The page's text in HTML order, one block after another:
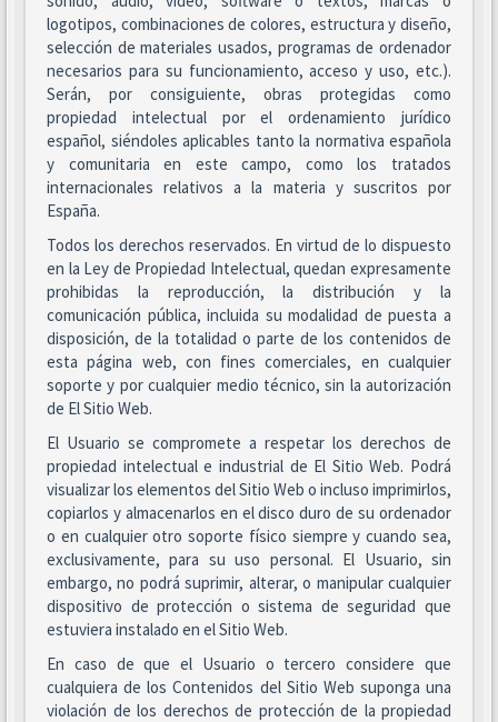
logotipos, combinaciones de colores, estructura y diseño,
selección de materiales usados, programas de ordenador
necesarios para su funcionamiento, acceso y uso, etc.).
Serán, por consiguiente, obras protegidas como
propiedad intelectual por el ordenamiento jurídico
español, siéndoles aplicables tanto la normativa española
y comunitaria en este campo, como los tratados
internacionales relativos a la materia y suscritos por
España.
Todos los derechos reservados. En virtud de lo dispuesto
en la Ley de Propiedad Intelectual, quedan expresamente
prohibidas la reproducción, la distribución y la
comunicación pública, incluida su modalidad de puesta a
disposición, de la totalidad o parte de los contenidos de
esta página web, con fines comerciales, en cualquier
soporte y por cualquier medio técnico, sin la autorización
de El Sitio Web.
El Usuario se compromete a respetar los derechos de
propiedad intelectual e industrial de El Sitio Web. Podrá
visualizar los elementos del Sitio Web o incluso imprimirlos,
copiarlos y almacenarlos en el disco duro de su ordenador
o en cualquier otro soporte físico siempre y cuando sea,
exclusivamente, para su uso personal. El Usuario, sin
embargo, no podrá suprimir, alterar, o manipular cualquier
dispositivo de protección o sistema de seguridad que
estuviera instalado en el Sitio Web.
En caso de que el Usuario o tercero considere que
cualquiera de los Contenidos del Sitio Web suponga una
violación de los derechos de protección de la propiedad